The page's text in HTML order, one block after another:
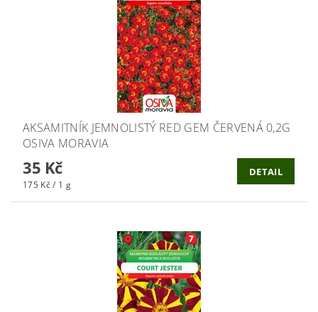
AKSAMITNÍK JEMNOLISTÝ RED GEM ČERVENÁ 0,2G
OSIVA MORAVIA
35 Kč
175 Kč / 1 g
DETAIL